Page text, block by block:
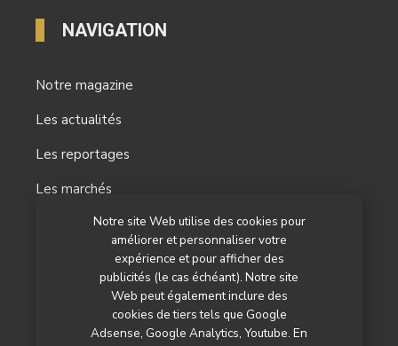
Notre site Web utilise des cookies pour
améliorer et personnaliser votre
expérience et pour afficher des
publicités (le cas échéant). Notre site
Web peut également inclure des
cookies de tiers tels que Google
Adsense, Google Analytics, Youtube. En
NAVIGATION
Notre magazine
Les actualités
Les reportages
Les marchés
Nos autres titres
Qui sommes-nous ?